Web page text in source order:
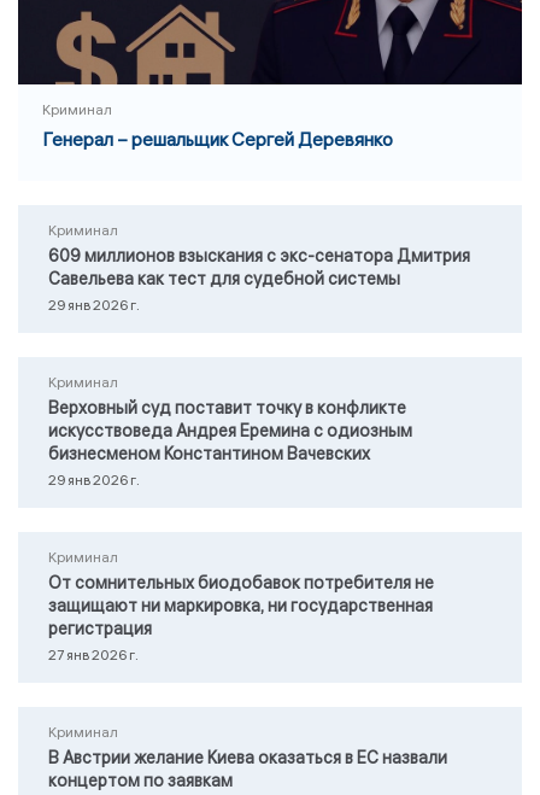
Криминал
Генерал – решальщик Сергей Деревянко
Криминал
609 миллионов взыскания с экс-сенатора Дмитрия
Савельева как тест для судебной системы
29 янв 2026 г.
Криминал
Верховный суд поставит точку в конфликте
искусствоведа Андрея Еремина с одиозным
бизнесменом Константином Вачевских
29 янв 2026 г.
Криминал
От сомнительных биодобавок потребителя не
защищают ни маркировка, ни государственная
регистрация
27 янв 2026 г.
Криминал
В Австрии желание Киева оказаться в ЕС назвали
концертом по заявкам